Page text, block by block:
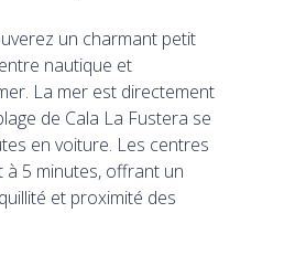
un charmant petit
nautique et
La mer est directement
de Cala La Fustera se
en voiture. Les centres
à 5 minutes, offrant un
et proximité des